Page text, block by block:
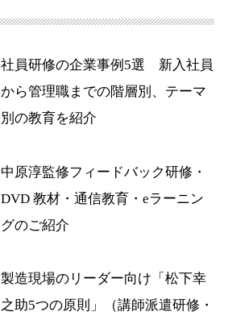
社員研修の企業事例5選 新入社員
から管理職までの階層別、テーマ
別の教育を紹介
中原淳監修フィードバック研修・
DVD 教材・通信教育・eラーニン
グのご紹介
製造現場のリーダー向け「松下幸
之助5つの原則」（講師派遣研修・